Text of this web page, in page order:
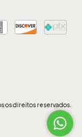
os direitos reservados.